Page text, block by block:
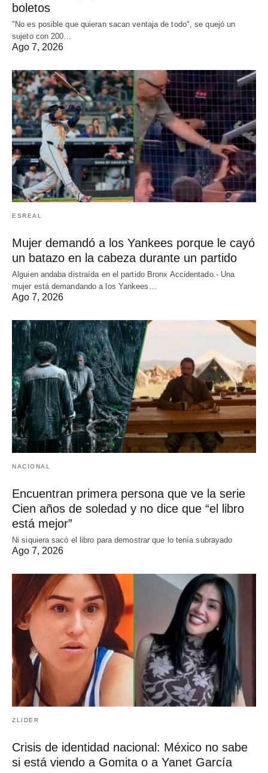
boletos
"No es posible que quieran sacan ventaja de todo", se quejó un
sujeto con 200…
Ago 7, 2026
ESREAL
Mujer demandó a los Yankees porque le cayó
un batazo en la cabeza durante un partido
Alguien andaba distraída en el partido Bronx Accidentado.- Una
mujer está demandando a los Yankees…
Ago 7, 2026
NACIONAL
Encuentran primera persona que ve la serie
Cien años de soledad y no dice que “el libro
está mejor”
Ni siquiera sacó el libro para demostrar que lo tenía subrayado
Ago 7, 2026
ZLIDER
Crisis de identidad nacional: México no sabe
si está viendo a Gomita o a Yanet García